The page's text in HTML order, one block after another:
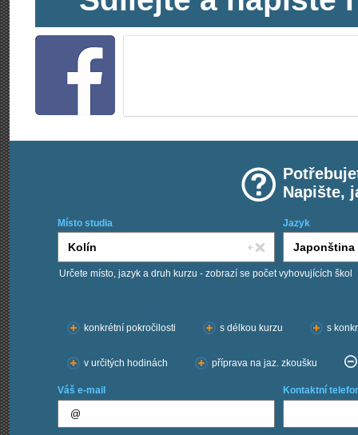
Napište,
Místo studia Jazyk
Určete místo, jazyk a druh kurzu - zobrazí se počet vyhovujících škol
konkrétní pokročilosti
s délkou kurzu s
v určitých hodinách příprava na jaz. zkoušku
Váš e-mail Kontaktní